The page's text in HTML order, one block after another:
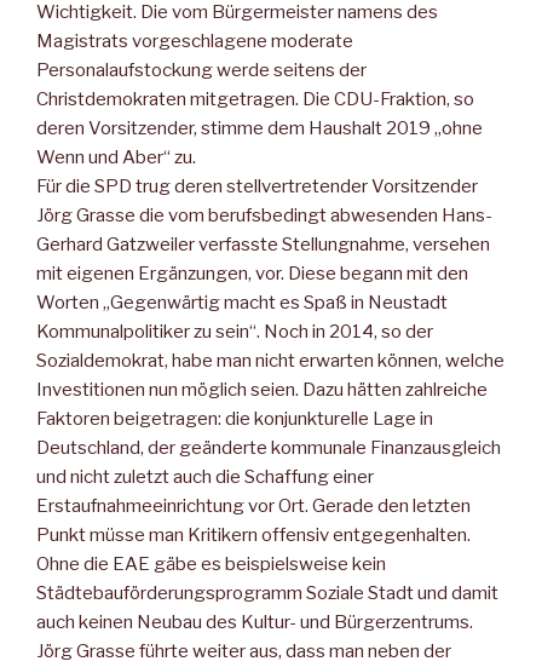
Wichtigkeit. Die vom Bürgermeister namens des
Magistrats vorgeschlagene moderate
Personalaufstockung werde seitens der
Christdemokraten mitgetragen. Die CDU-Fraktion, so
deren Vorsitzender, stimme dem Haushalt 2019 „ohne
Wenn und Aber“ zu.
Für die SPD trug deren stellvertretender Vorsitzender
Jörg Grasse die vom berufsbedingt abwesenden Hans-
Gerhard Gatzweiler verfasste Stellungnahme, versehen
mit eigenen Ergänzungen, vor. Diese begann mit den
Worten „Gegenwärtig macht es Spaß in Neustadt
Kommunalpolitiker zu sein“. Noch in 2014, so der
Sozialdemokrat, habe man nicht erwarten können, welche
Investitionen nun möglich seien. Dazu hätten zahlreiche
Faktoren beigetragen: die konjunkturelle Lage in
Deutschland, der geänderte kommunale Finanzausgleich
und nicht zuletzt auch die Schaffung einer
Erstaufnahmeeinrichtung vor Ort. Gerade den letzten
Punkt müsse man Kritikern offensiv entgegenhalten.
Ohne die EAE gäbe es beispielsweise kein
Städtebauförderungsprogramm Soziale Stadt und damit
auch keinen Neubau des Kultur- und Bürgerzentrums.
Jörg Grasse führte weiter aus, dass man neben der